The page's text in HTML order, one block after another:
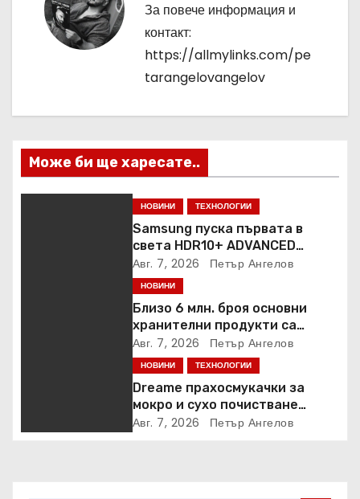
я
За повече информация и
контакт:
https://allmylinks.com/pe
tarangelovangelov
Може би ще харесате..
НОВИНИ ТЕХНОЛОГИИ
Samsung пуска първата в
света HDR10+ ADVANCED
стрийминг услуга в Prime
Video
Авг. 7, 2026 Петър Ангелов
НОВИНИ
Близо 6 млн. броя основни
хранителни продукти са
закупени от „Кошница с
грижа“ в Kaufland от старта на
кампанията
Авг. 7, 2026 Петър Ангелов
НОВИНИ ТЕХНОЛОГИИ
Dreame прахосмукачки за
мокро и сухо почистване
надхвърлиха 2 000 патентни
Авг. 7, 2026 Петър Ангелов